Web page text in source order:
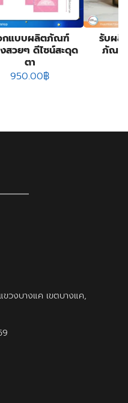
กแบบผลิตภัณฑ์
สวยๆ ดีไซน์สะดุด
ตา
950.00฿
รับผลิ
ภัณฑ์
วงบางแค เขตบางแค,